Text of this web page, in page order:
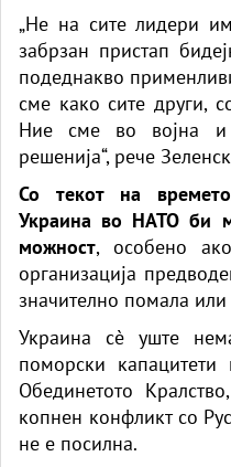
„Не на сите лидери
забрзан пристап
подеднакво
сме како сите други,
Ние сме во војна и
решенија“, рече
Со текот на
Украина во НАТО би
можност, особено
организација
значително помала
Украина сè уште
поморски
Обединетото
копнен конфликт со
не е посилна.